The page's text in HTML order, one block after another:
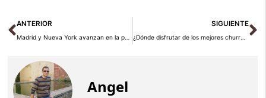
Ant
ANTERIOR
Madrid y Nueva York avanzan en la puesta en marcha de un acuerdo de promoción turística
SIGUIENTE
¿Dónde disfrutar de los mejores churros de España?
Angel